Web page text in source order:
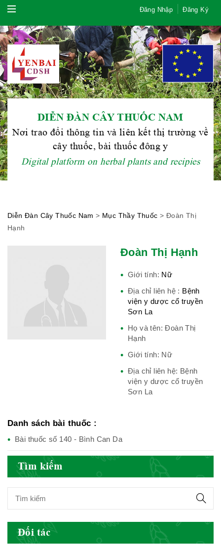
Đăng Nhập Đăng Ký
DIỄN ĐÀN CÂY THUỐC NAM
Nơi trao đổi thông tin và liên kết thị trường về
cây thuốc, bài thuốc đông y
Digital platform on herbal plants and recipies
Diễn Đàn Cây Thuốc Nam > Mục Thầy Thuốc > Đoàn Thị
Hạnh
Đoàn Thị Hạnh
Giới tính: Nữ
Địa chỉ liên hệ : Bệnh
viện y dược cổ truyền
Sơn La
Họ và tên: Đoàn Thị
Hạnh
Giới tính: Nữ
Địa chỉ liên hệ: Bệnh
viện y dược cổ truyền
Sơn La
Danh sách bài thuốc :
Bài thuốc số 140 - Bình Can Da
Tìm kiếm
Đối tác
Hội Đông Y TP. Hà Nội
Việt Nam
Hiệp hội bệnh viện tư nhân Việt
Nam
Hiệp hội doanh nghiệp dược Việt
Hội Đông Y Tỉnh Yên Bái